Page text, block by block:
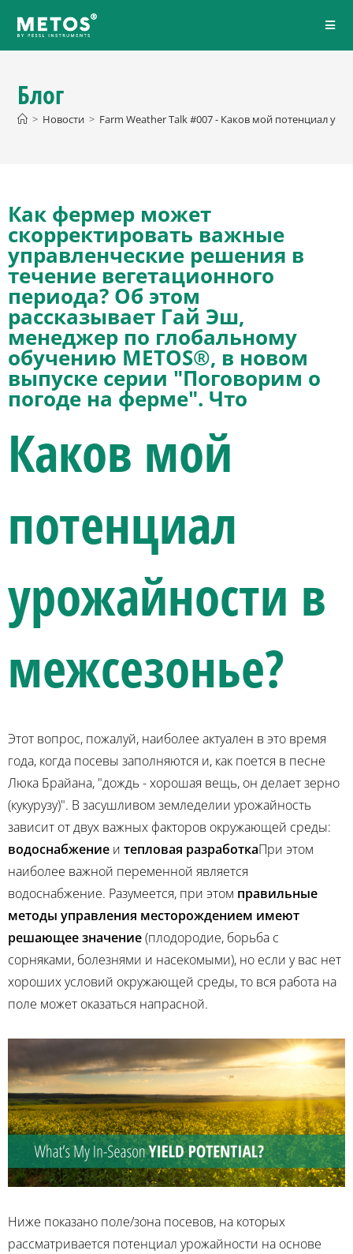
Блог
> Новости > Farm Weather Talk #007 - Каков мой потенциал
Как фермер может
скорректировать важные
управленческие решения в
течение вегетационного
периода? Об этом
рассказывает Гай Эш,
менеджер по глобальному
обучению METOS®, в новом
выпуске серии "Поговорим о
погоде на ферме". Что
Каков мой
потенциал
урожайности в
межсезонье?
Этот вопрос, пожалуй, наиболее актуален в это время
года, когда посевы заполняются и, как поется в песне
Люка Брайана, "дождь - хорошая вещь, он делает зерно
(кукурузу)". В засушливом земледелии урожайность
зависит от двух важных факторов окружающей среды:
водоснабжение и тепловая разработкаПри этом
наиболее важной переменной является
водоснабжение. Разумеется, при этом правильные
методы управления месторождением имеют
решающее значение(плодородие, борьба с
сорняками, болезнями и насекомыми), но если у вас нет
хороших условий окружающей среды, то вся работа на
поле может оказаться напрасной.
Ниже показано поле/зона посевов, на которых
рассматривается потенциал урожайности на основе